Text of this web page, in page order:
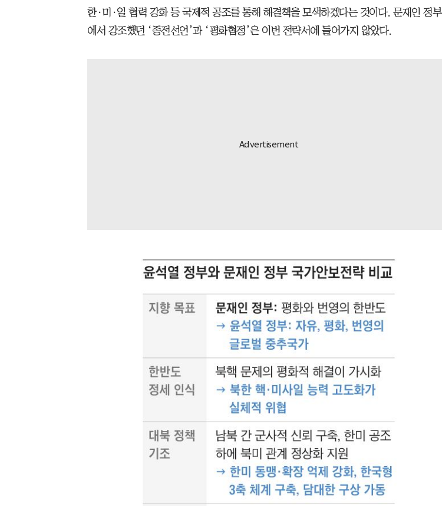
한·미·일 협력 강화 등 국제적 공조를 통해 해결책을 모색하겠다는 것이다. 문재인 정부
에서 강조했던 ‘종전선언’과 ‘평화협정’은 이번 전략서에 들어가지 않았다.